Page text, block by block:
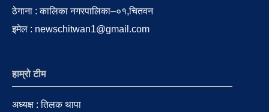
ठेगाना : कालिका नगरपालिका–०१,चितवन
इमेल : newschitwan1@gmail.com
हाम्रो टीम
अध्यक्ष : तिलक थापा